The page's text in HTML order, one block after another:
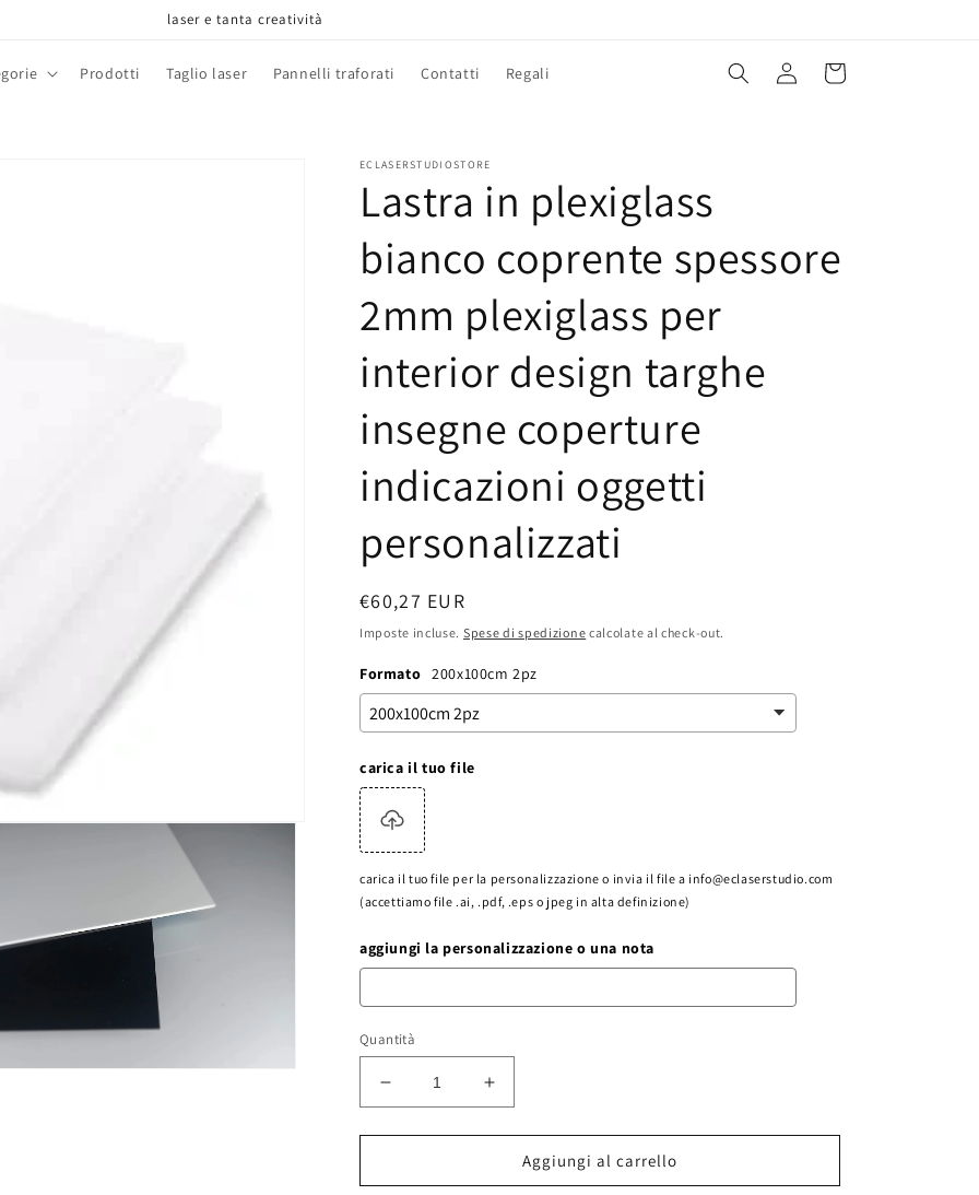
laser e tanta creatività
Prodotti Taglio laser Pannelli traforati Contatti Regali Accedi Carrello
ECLASERSTUDIOSTORE
Lastra in plexiglass
bianco coprente spessore
2mm plexiglass per
interior design targhe
insegne coperture
indicazioni oggetti
personalizzati
Prezzo
di
€60,27 EUR
Imposte incluse. Spese di spedizione calcolate al check-out.
Formato 200x100cm 2pz
carica il tuo file
carica il tuo file per la personalizzazione o invia il file a info@eclaserstudio.com
(accettiamo file .ai, .pdf, .eps o jpeg in alta definizione)
aggiungi la personalizzazione o una nota
Quantità
Diminuisci
quantità
per
in
Aumenta
quantità
per
Lastra
in
Aggiungi al carrello